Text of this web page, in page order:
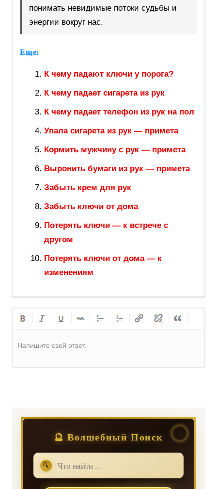
понимать невидимые потоки судьбы и
энергии вокруг нас.
Еще:
К чему падают ключи у порога?
К чему падает сигарета из рук
К чему падает телефон из рук на пол
Упала сигарета из рук — примета
Кормить мужчину с рук — примета
Выронить бумаги из рук — примета
Забыть крем для рук
Забыть ключи от дома
Потерять ключи — к встрече с
другом
Потерять ключи от дома — к
изменениям
Напишите свой ответ.
🔮 Волшебный Поиск
🔍